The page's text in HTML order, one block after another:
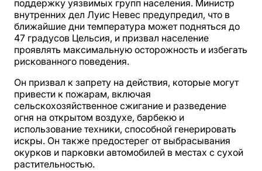
поддержку уязвимых групп населения. Министр
внутренних дел Луис Невес предупредил, что в
ближайшие дни температура может подняться до
47 градусов Цельсия, и призвал население
проявлять максимальную осторожность и избегать
рискованного поведения.
Он призвал к запрету на действия, которые могут
привести к пожарам, включая
сельскохозяйственное сжигание и разведение
огня на открытом воздухе, барбекю и
использование техники, способной генерировать
искры. Он также предостерег от выбрасывания
окурков и парковки автомобилей в местах с сухой
растительностью.